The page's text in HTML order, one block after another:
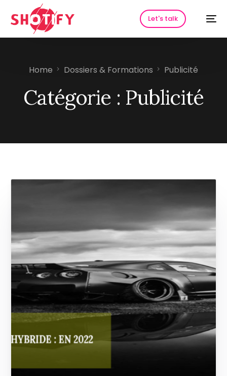
Let's talk
Home Dossiers & Formations Publicité
Catégorie : Publicité